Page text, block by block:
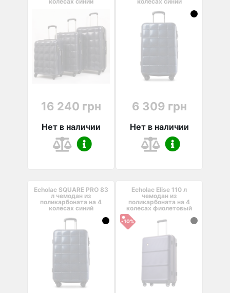
16 240 грн
Нет в наличии
6 309 грн
Нет в наличии
Echolac SQUARE PRO 83
л чемодан из
поликарбоната на 4
колесах синий
Echolac Elise 110 л
чемодан из
поликарбоната на 4
колесах фиолетовый
-10%